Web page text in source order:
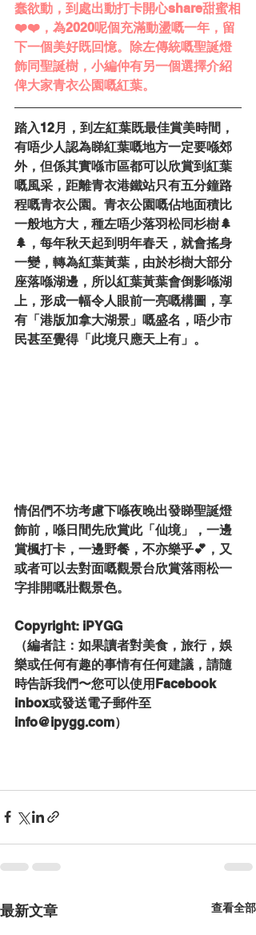
蠢欲動，到處出動打卡開心share甜蜜相
❤️❤️，為2020呢個充滿動盪嘅一年，留
下一個美好既回憶。除左傳統嘅聖誕燈
飾同聖誕樹，小編仲有另一個選擇介紹
俾大家青衣公園嘅紅葉。
踏入12月，到左紅葉既最佳賞美時間，
有唔少人認為睇紅葉嘅地方一定要喺郊
外，但係其實喺市區都可以欣賞到紅葉
嘅風采，距離青衣港鐵站只有五分鐘路
程嘅青衣公園。青衣公園嘅佔地面積比
一般地方大，種左唔少落羽松同杉樹🌲
🌲，每年秋天起到明年春天，就會搖身
一變，轉為紅葉黃葉，由於杉樹大部分
座落喺湖邊，所以紅葉黃葉會倒影喺湖
上，形成一幅令人眼前一亮嘅構圖，享
有「港版加拿大湖景」嘅盛名，唔少市
民甚至覺得「此境只應天上有」。
情侶們不坊考慮下喺夜晚出發睇聖誕燈
飾前，喺日間先欣賞此「仙境」，一邊
賞楓打卡，一邊野餐，不亦樂乎💕，又
或者可以去對面嘅觀景台欣賞落雨松一
字排開嘅壯觀景色。
Copyright: iPYGG
（編者註：如果讀者對美食，旅行，娛
樂或任何有趣的事情有任何建議，請隨
時告訴我們〜您可以使用Facebook
inbox或發送電子郵件至
info@ipygg.com）
最新文章 查看全部